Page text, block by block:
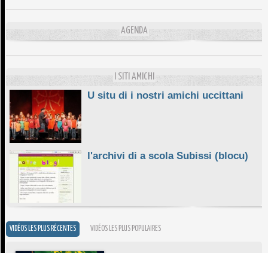
AGENDA
I SITI AMICHI
U situ di i nostri amichi uccittani
l'archivi di a scola Subissi (blocu)
VIDÉOS LES PLUS RÉCENTES VIDÉOS LES PLUS POPULAIRES